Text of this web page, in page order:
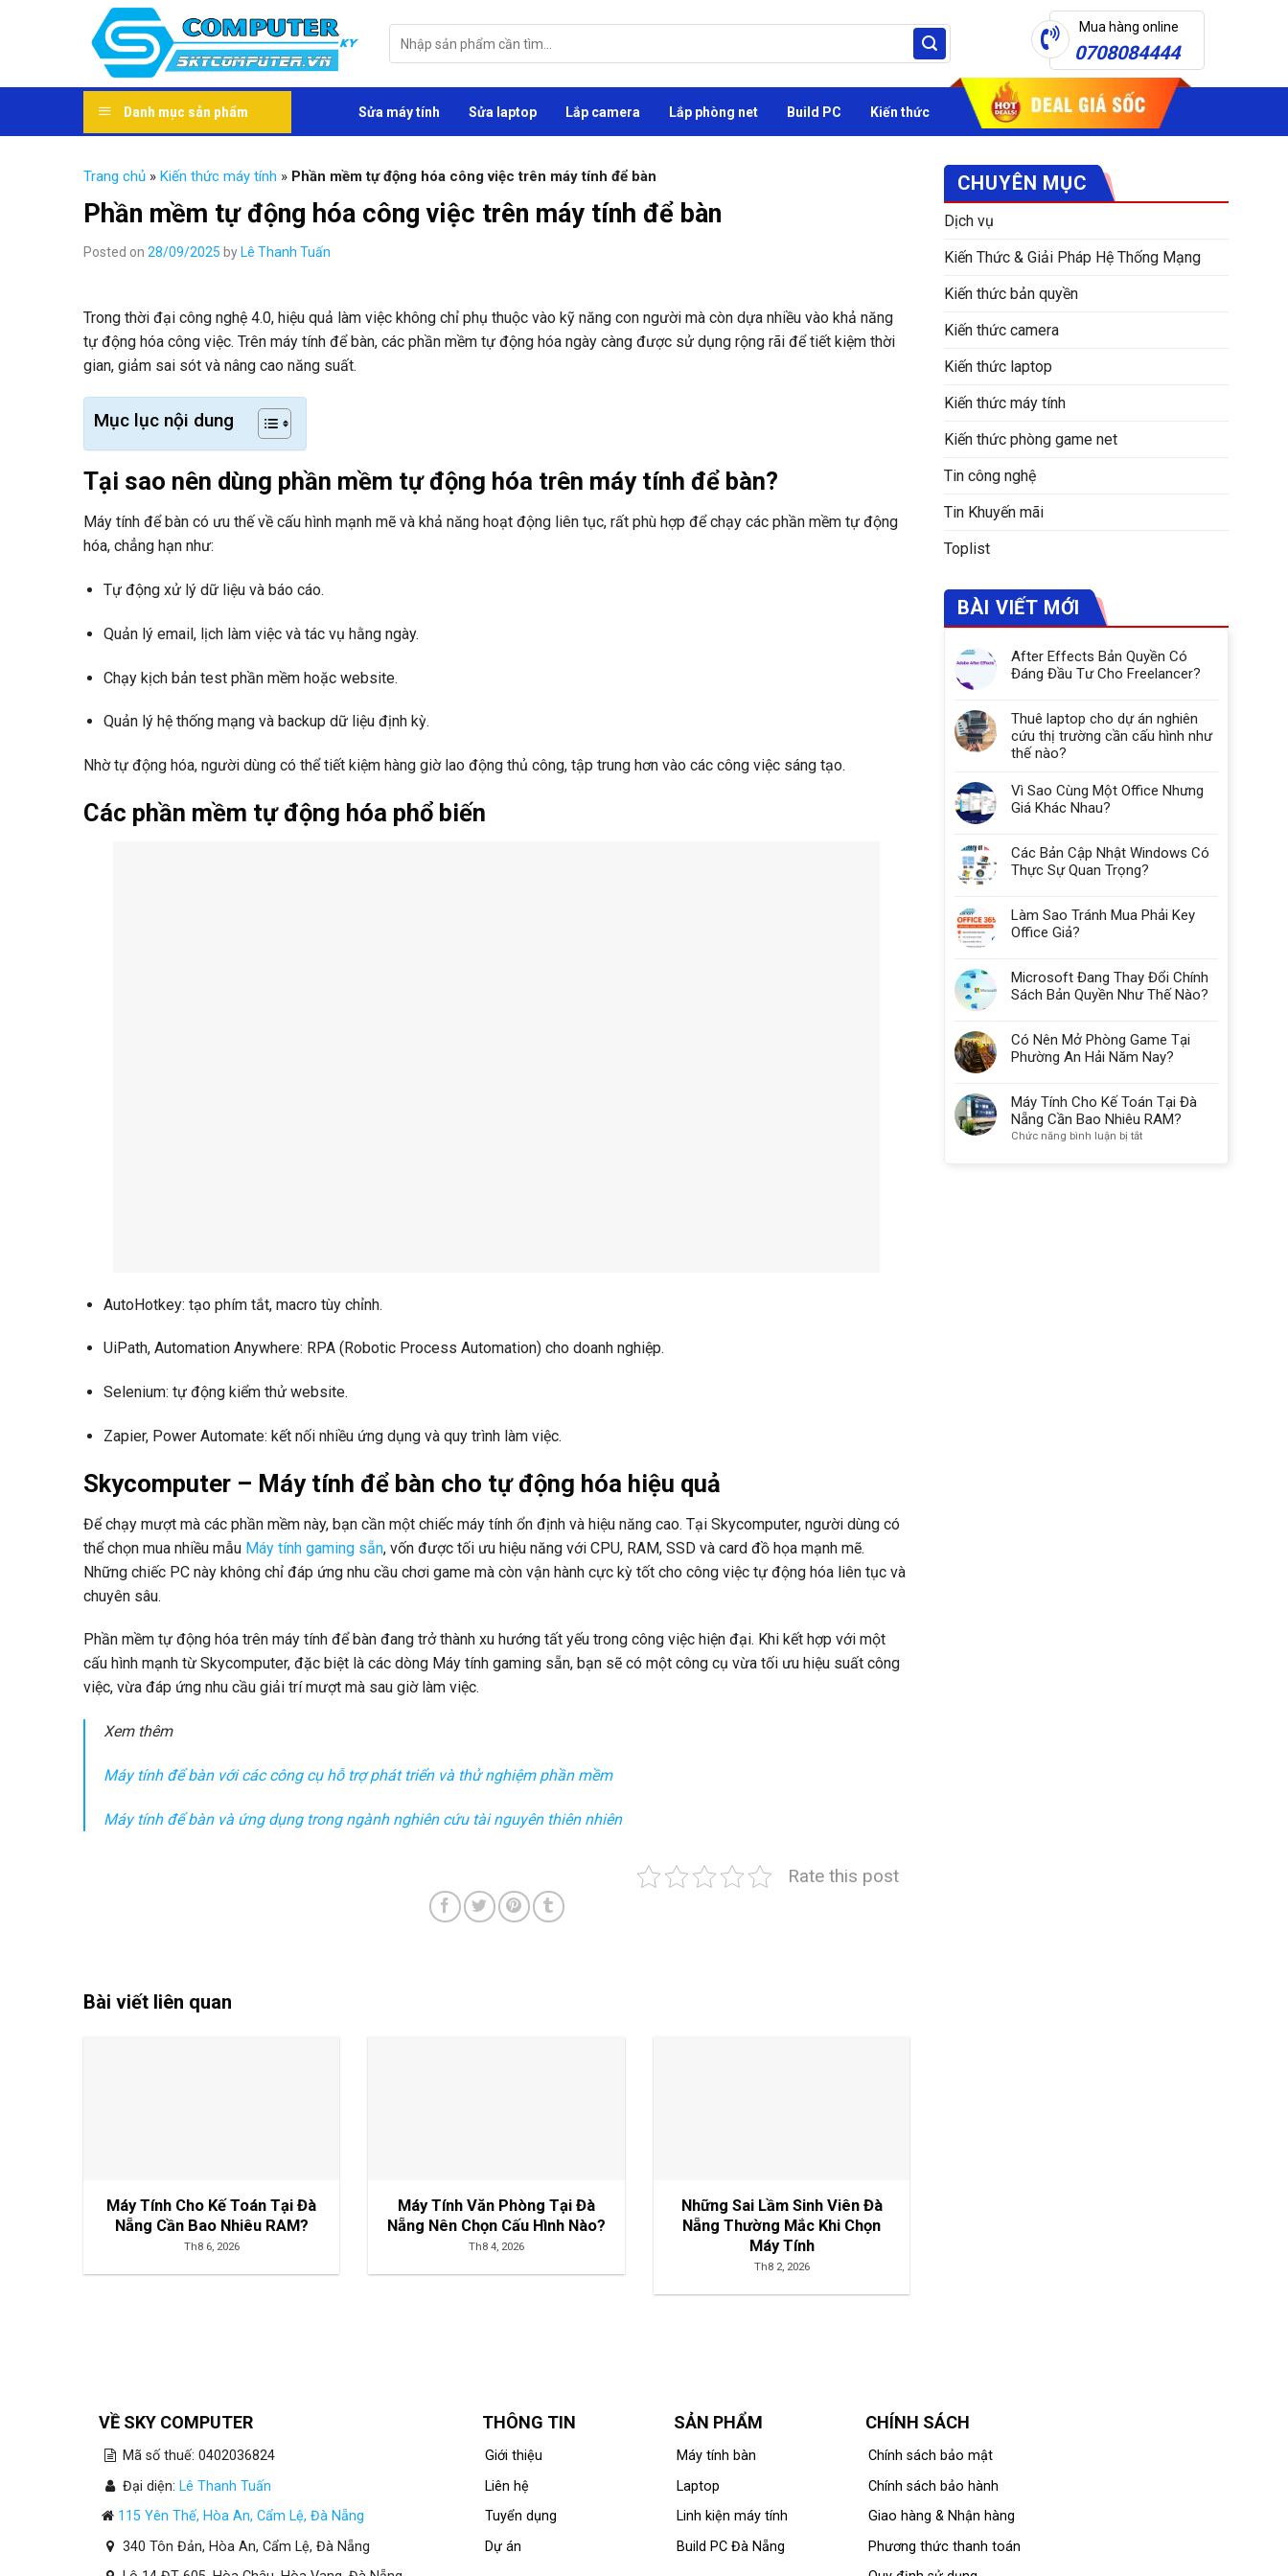
kiếm:
Mua hàng online
0708084444
Danh mục sản phẩm Sửa máy tính Sửa laptop Lắp camera Lắp phòng net Build PC Kiến thức
Trang chủ » Kiến thức máy tính » Phần mềm tự động hóa công việc trên máy tính để bàn
Phần mềm tự động hóa công việc trên máy tính để bàn
Posted on 28/09/2025 byLê Thanh Tuấn
Trong thời đại công nghệ 4.0, hiệu quả làm việc không chỉ phụ thuộc vào kỹ năng con người mà còn dựa nhiều vào khả năng
tự động hóa công việc. Trên máy tính để bàn, các phần mềm tự động hóa ngày càng được sử dụng rộng rãi để tiết kiệm thời
gian, giảm sai sót và nâng cao năng suất.
Mục lục nội dung
Tại sao nên dùng phần mềm tự động hóa trên máy tính để bàn?
Máy tính để bàn có ưu thế về cấu hình mạnh mẽ và khả năng hoạt động liên tục, rất phù hợp để chạy các phần mềm tự động
hóa, chẳng hạn như:
Tự động xử lý dữ liệu và báo cáo.
Quản lý email, lịch làm việc và tác vụ hằng ngày.
Chạy kịch bản test phần mềm hoặc website.
Quản lý hệ thống mạng và backup dữ liệu định kỳ.
Nhờ tự động hóa, người dùng có thể tiết kiệm hàng giờ lao động thủ công, tập trung hơn vào các công việc sáng tạo.
Các phần mềm tự động hóa phổ biến
AutoHotkey: tạo phím tắt, macro tùy chỉnh.
UiPath, Automation Anywhere: RPA (Robotic Process Automation) cho doanh nghiệp.
Selenium: tự động kiểm thử website.
Zapier, Power Automate: kết nối nhiều ứng dụng và quy trình làm việc.
Skycomputer – Máy tính để bàn cho tự động hóa hiệu quả
Để chạy mượt mà các phần mềm này, bạn cần một chiếc máy tính ổn định và hiệu năng cao. Tại Skycomputer, người dùng có
thể chọn mua nhiều mẫu Máy tính gaming sẵn, vốn được tối ưu hiệu năng với CPU, RAM, SSD và card đồ họa mạnh mẽ.
Những chiếc PC này không chỉ đáp ứng nhu cầu chơi game mà còn vận hành cực kỳ tốt cho công việc tự động hóa liên tục và
chuyên sâu.
Phần mềm tự động hóa trên máy tính để bàn đang trở thành xu hướng tất yếu trong công việc hiện đại. Khi kết hợp với một
cấu hình mạnh từ Skycomputer, đặc biệt là các dòng Máy tính gaming sẵn, bạn sẽ có một công cụ vừa tối ưu hiệu suất công
việc, vừa đáp ứng nhu cầu giải trí mượt mà sau giờ làm việc.
Xem thêm
Máy tính để bàn với các công cụ hỗ trợ phát triển và thử nghiệm phần mềm
Máy tính để bàn và ứng dụng trong ngành nghiên cứu tài nguyên thiên nhiên
Rate this post
Bài viết liên quan
Máy Tính Cho Kế Toán Tại Đà
Nẵng Cần Bao Nhiêu RAM?
Th8 6, 2026
Máy Tính Văn Phòng Tại Đà
Nẵng Nên Chọn Cấu Hình Nào?
Th8 4, 2026
Những Sai Lầm Sinh Viên Đà
Nẵng Thường Mắc Khi Chọn
Máy Tính
Th8 2, 2026
CHUYÊN MỤC
Dịch vụ
Kiến Thức & Giải Pháp Hệ Thống Mạng
Kiến thức bản quyền
Kiến thức camera
Kiến thức laptop
Kiến thức máy tính
Kiến thức phòng game net
Tin công nghệ
Tin Khuyến mãi
Toplist
BÀI VIẾT MỚI
After Effects Bản Quyền Có
Đáng Đầu Tư Cho Freelancer?
Thuê laptop cho dự án nghiên
cứu thị trường cần cấu hình như
thế nào?
Vì Sao Cùng Một Office Nhưng
Giá Khác Nhau?
Các Bản Cập Nhật Windows Có
Thực Sự Quan Trọng?
Làm Sao Tránh Mua Phải Key
Office Giả?
Microsoft Đang Thay Đổi Chính
Sách Bản Quyền Như Thế Nào?
Có Nên Mở Phòng Game Tại
Phường An Hải Năm Nay?
Máy Tính Cho Kế Toán Tại Đà
Nẵng Cần Bao Nhiêu RAM?
Chức năng bình luận bị tắtở
VỀ SKY COMPUTER
Mã số thuế: 0402036824
Đại diện: Lê Thanh Tuấn
115 Yên Thế, Hòa An, Cẩm Lệ, Đà Nẵng
340 Tôn Đản, Hòa An, Cẩm Lệ, Đà Nẵng
THÔNG TIN
Giới thiệu
Liên hệ
Tuyển dụng
Dự án
SẢN PHẨM
Máy tính bàn
Laptop
Linh kiện máy tính
Build PC Đà Nẵng
CHÍNH SÁCH
Chính sách bảo mật
Chính sách bảo hành
Giao hàng & Nhận hàng
Phương thức thanh toán